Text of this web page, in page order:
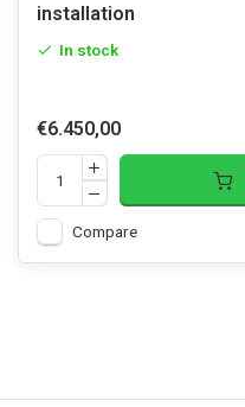
installation
In stock
€6.450,00
Compare